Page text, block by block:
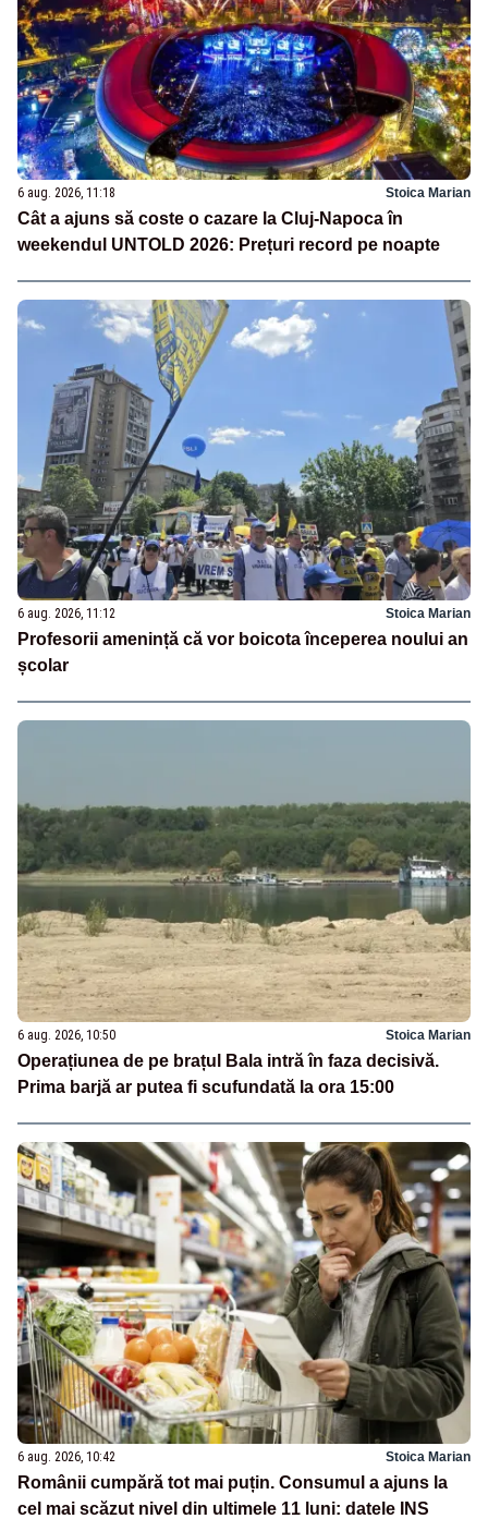
6 aug. 2026, 11:18 Stoica Marian
Cât a ajuns să coste o cazare la Cluj-Napoca în
weekendul UNTOLD 2026: Prețuri record pe noapte
6 aug. 2026, 11:12 Stoica Marian
Profesorii amenință că vor boicota începerea noului an
școlar
6 aug. 2026, 10:50 Stoica Marian
Operațiunea de pe brațul Bala intră în faza decisivă.
Prima barjă ar putea fi scufundată la ora 15:00
6 aug. 2026, 10:42 Stoica Marian
Românii cumpără tot mai puțin. Consumul a ajuns la
cel mai scăzut nivel din ultimele 11 luni: datele INS